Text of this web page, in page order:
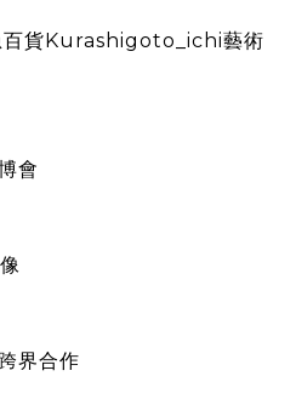
百貨Kurashigoto_ichi藝術
會
界合作